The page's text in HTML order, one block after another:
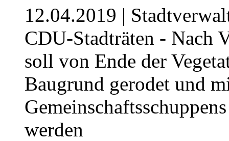
12.04.2019 |
CDU-Stadträten - Nach
soll von Ende der
Baugrund gerodet und
werden